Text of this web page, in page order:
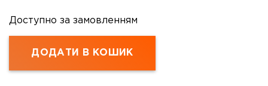
Доступно за замовленням
ДОДАТИ В КОШИК